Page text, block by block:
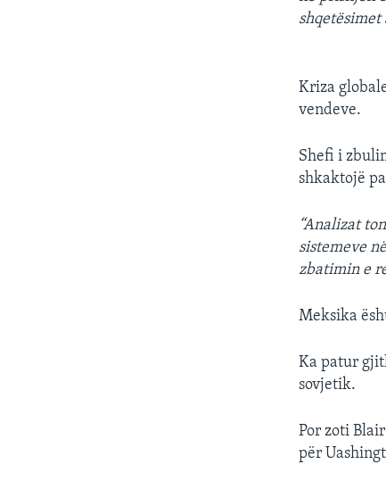
Kriza
vendeve.
Shefi i
shkaktojë
“Analizat
sistemeve
zbatimin e
Meksika
Ka patur
sovjetik.
Por zoti
për